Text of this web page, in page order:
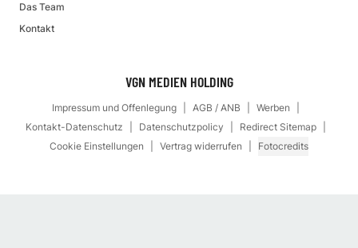
Das Team
Kontakt
VGN MEDIEN HOLDING
Impressum und Offenlegung AGB / ANB
Werben
Kontakt-Datenschutz
Datenschutzpolicy
Redirect Sitemap
Cookie Einstellungen
Vertrag widerrufen Fotocredits